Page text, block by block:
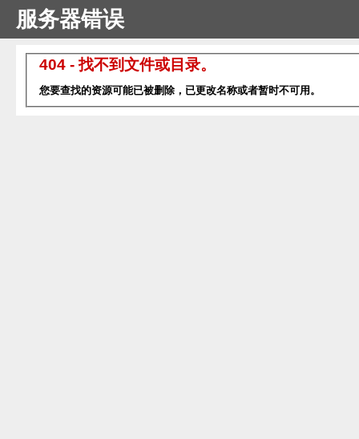
服务器错误
404 - 找不到文件或目录。
您要查找的资源可能已被删除，已更改名称或者暂时不可用。